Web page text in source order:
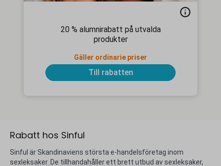
20 % alumnirabatt på utvalda
produkter
Gäller ordinarie priser
Till rabatten
Rabatt hos Sinful
Sinful är Skandinaviens största e-handelsföretag inom
sexleksaker. De tillhandahåller ett brett utbud av sexleksaker,